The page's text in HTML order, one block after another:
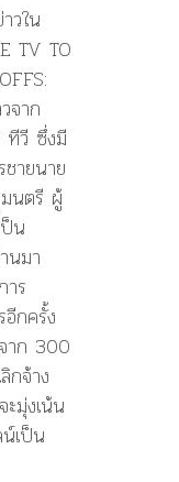
วใน
TV TO
จาก
ทีวี ซึ่งมี
ายนาย
นตรี ผู้
น
นมา
ร
กครั้ง
าก 300
กจ้าง
มุ่งเน้น
เป็น